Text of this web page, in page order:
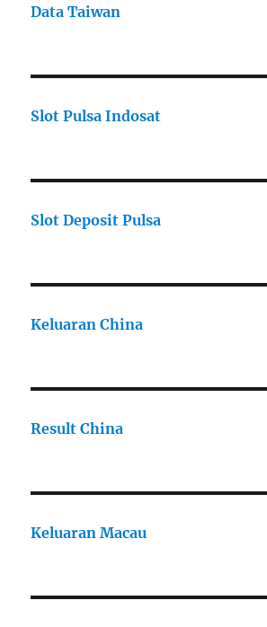
Data Taiwan
Slot Pulsa Indosat
Slot Deposit Pulsa
Keluaran China
Result China
Keluaran Macau